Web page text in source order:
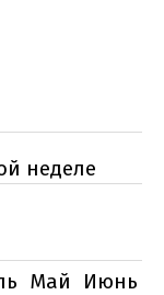
неделе
Май
Июнь